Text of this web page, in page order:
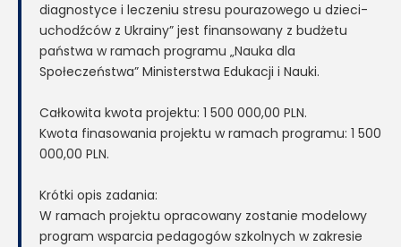
diagnostyce i leczeniu stresu pourazowego u dzieci-
uchodźców z Ukrainy” jest finansowany z budżetu
państwa w ramach programu „Nauka dla
Społeczeństwa” Ministerstwa Edukacji i Nauki.
Całkowita kwota projektu: 1 500 000,00 PLN.
Kwota finasowania projektu w ramach programu: 1 500
000,00 PLN.
Krótki opis zadania:
W ramach projektu opracowany zostanie modelowy
program wsparcia pedagogów szkolnych w zakresie